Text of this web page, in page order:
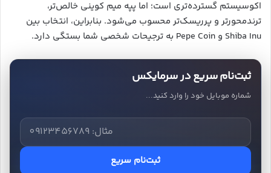
اکوسیستم گسترده‌تری است؛ اما پپه میم کوینی خالص‌تر،
ترندمحورتر و پرریسک‌تر محسوب می‌شود. بنابراین، انتخاب بین
Shiba Inu و Pepe Coin به ترجیحات شخصی شما بستگی دارد.
ثبت‌نام سریع در سرمایکس
شماره موبایل خود را وارد کنید...
ثبت‌نام سریع